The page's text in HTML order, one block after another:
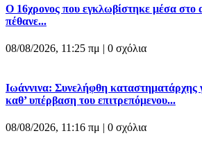
O 16χρονος που εγκλωβίστηκε μέσα στο
πέθανε...
08/08/2026, 11:25 πμ | 0 σχόλια
Ιωάννινα: Συνελήφθη καταστηματάρχης
καθ’ υπέρβαση του επιτρεπόμενου...
08/08/2026, 11:16 πμ | 0 σχόλια